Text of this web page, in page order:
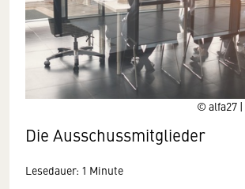
© alfa27
Die Ausschussmitglieder
Lesedauer: 1 Minute